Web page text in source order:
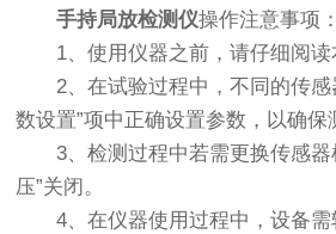
手持局放检测仪操作注意事项：
1、使用仪器之前，请仔细阅读
2、在试验过程中，不同的传感
数设置”项中正确设置参数，以确保
3、检测过程中若需更换传感器
压”关闭。
4、在仪器使用过程中，设备需